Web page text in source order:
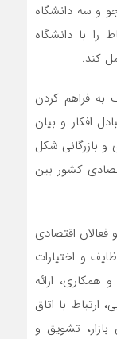
ترکیه دارای ۵۵۰۰ دانشجو و سه دانشگاه
را با دانشگاه
کند.
به فراهم‌ کردن
افکار و بیان
و بازرگانی شکل
کشور بین
فعالان اقتصادی
و اختیارات
همکاری، ارائه
ارتباط با اتاق
تشویق و